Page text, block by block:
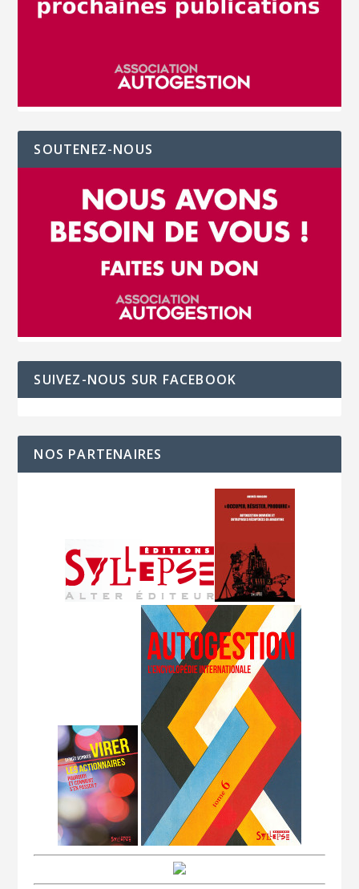
SOUTENEZ-NOUS
SUIVEZ-NOUS SUR FACEBOOK
NOS PARTENAIRES